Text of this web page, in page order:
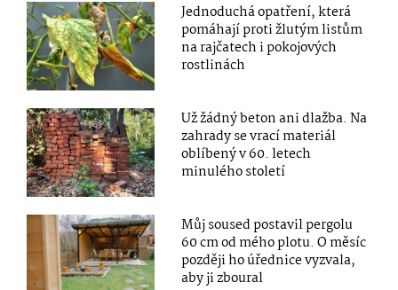
Jednoduchá opatření, která
pomáhají proti žlutým listům
na rajčatech i pokojových
rostlinách
Už žádný beton ani dlažba. Na
zahrady se vrací materiál
oblíbený v 60. letech
minulého století
Můj soused postavil pergolu
60 cm od mého plotu. O měsíc
později ho úřednice vyzvala,
aby ji zboural